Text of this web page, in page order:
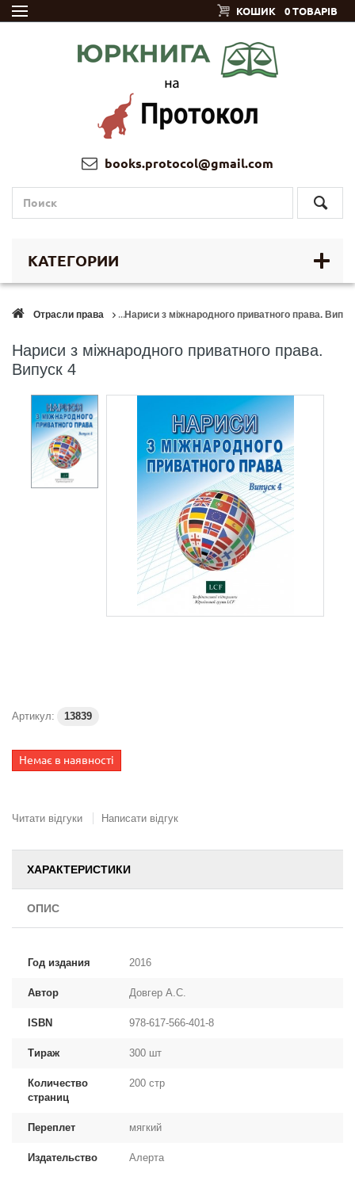
КОШИК 0 ТОВАРІВ
books.protocol@gmail.com
КАТЕГОРИИ
Отрасли права Нариси з міжнародного приватного права.
Нариси з міжнародного приватного права.
Випуск 4
Артикул: 13839
Немає в наявності
Читати відгуки Написати відгук
ХАРАКТЕРИСТИКИ
ОПИС
Год издания 2016
Автор Довгер А.С.
ISBN 978-617-566-401-8
Тираж 300 шт
Количество
страниц
200 стр
Переплет мягкий
Издательство Алерта